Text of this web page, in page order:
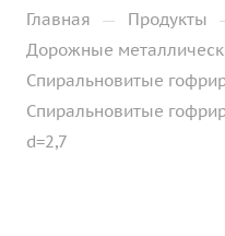
Главная — Продукты
Дорожные
Спиральновитые
Спиральновитые
d=2,7